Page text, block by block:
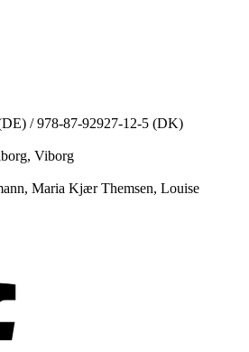
/ 978-87-92927-12-5 (DK)
Viborg
Maria Kjær Themsen, Louise